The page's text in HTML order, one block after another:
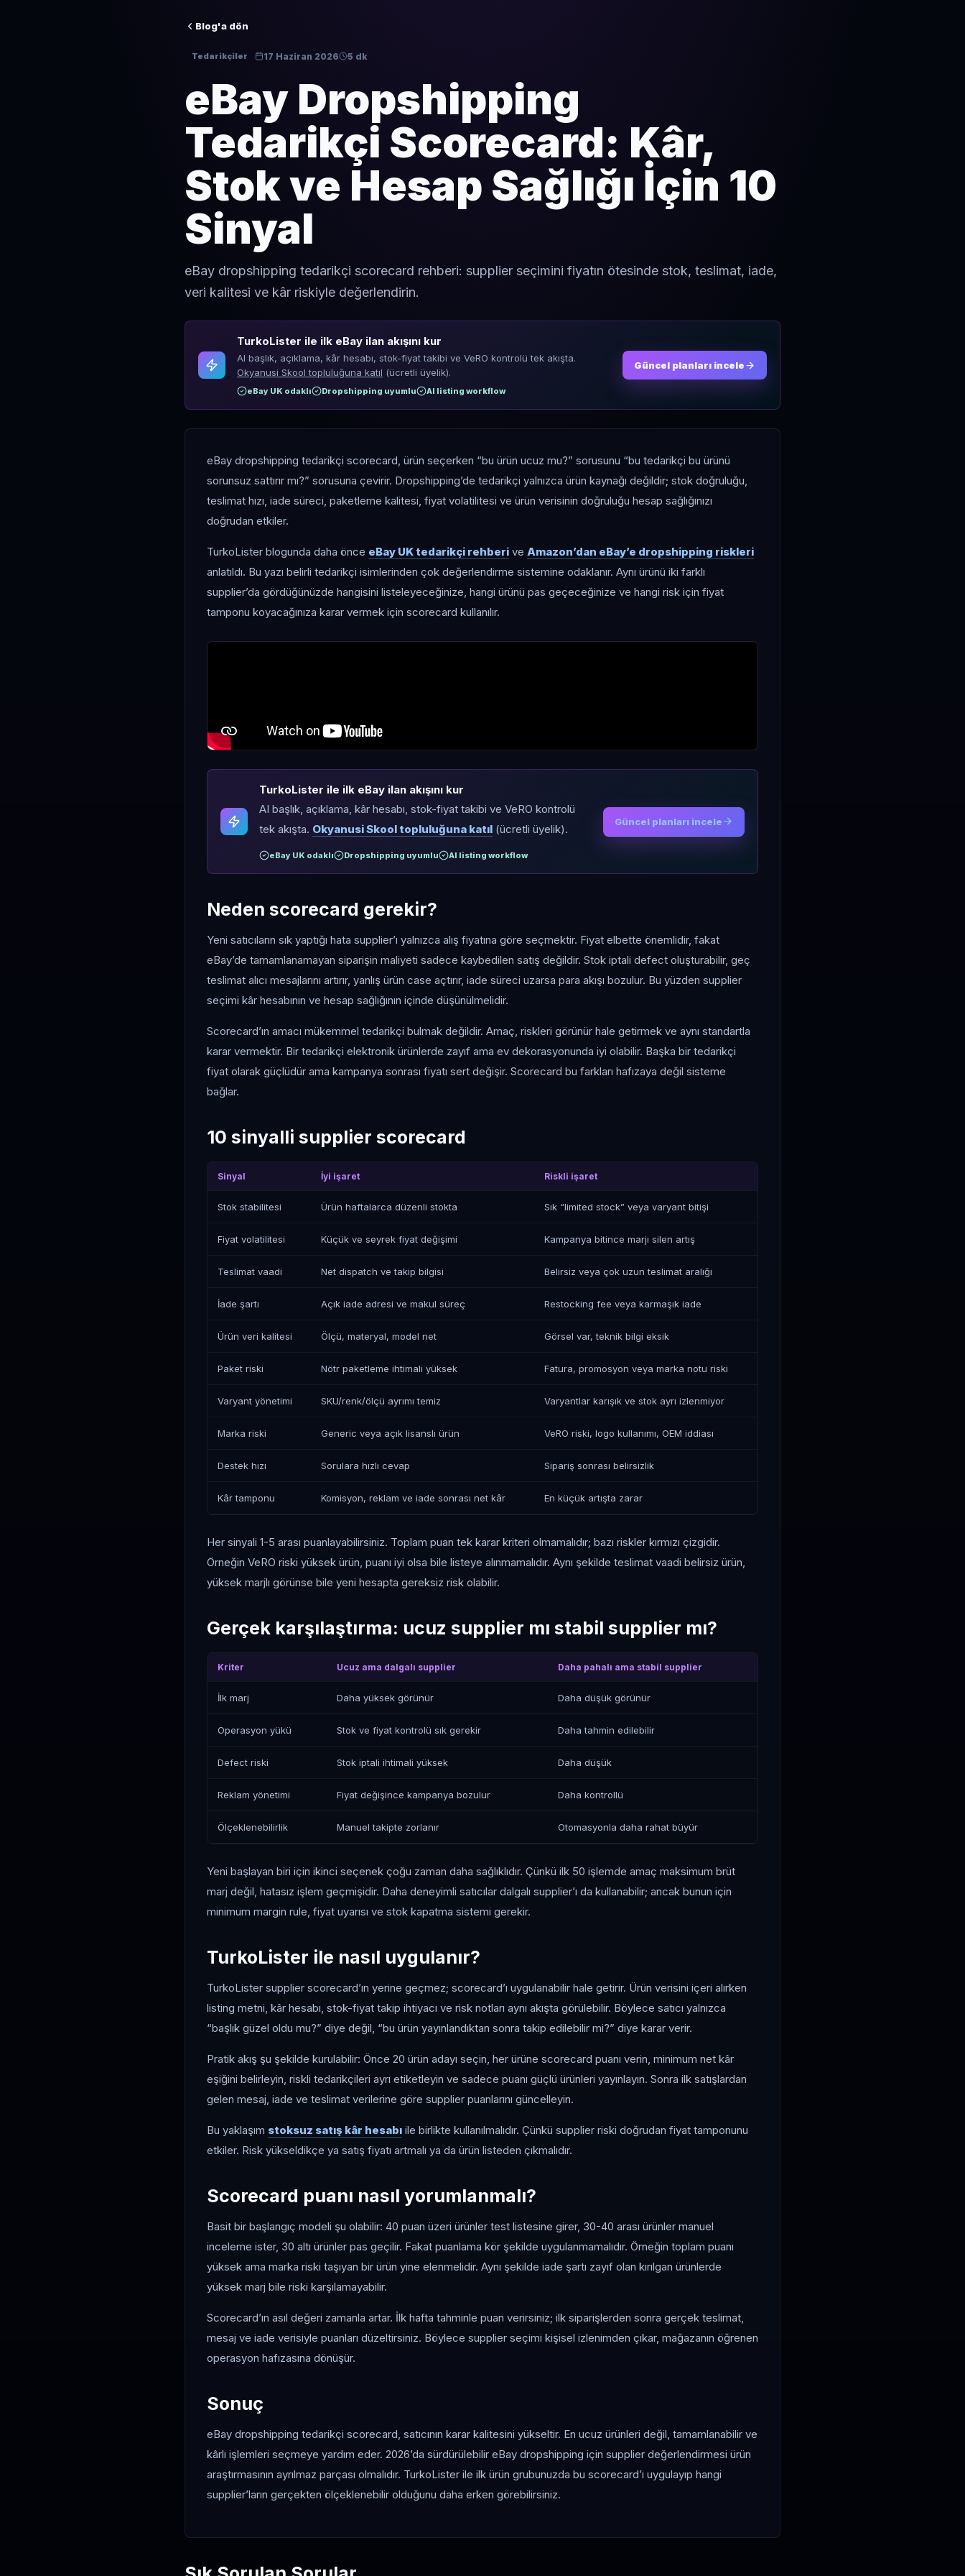
Blog'a dön
Tedarikçiler 17 Haziran 2026 5 dk
eBay Dropshipping
Tedarikçi Scorecard: Kâr,
Stok ve Hesap Sağlığı İçin 10
Sinyal
eBay dropshipping tedarikçi scorecard rehberi: supplier seçimini fiyatın ötesinde stok, teslimat, iade,
veri kalitesi ve kâr riskiyle değerlendirin.
TurkoLister ile ilk eBay ilan akışını kur
AI başlık, açıklama, kâr hesabı, stok-fiyat takibi ve VeRO kontrolü tek akışta.
Okyanusi Skool topluluğuna katıl (ücretli üyelik).
eBay UK odaklı Dropshipping uyumlu AI listing workflow
Güncel planları incele
eBay dropshipping tedarikçi scorecard, ürün seçerken “bu ürün ucuz mu?” sorusunu “bu tedarikçi bu ürünü
sorunsuz sattırır mı?” sorusuna çevirir. Dropshipping’de tedarikçi yalnızca ürün kaynağı değildir; stok doğruluğu,
teslimat hızı, iade süreci, paketleme kalitesi, fiyat volatilitesi ve ürün verisinin doğruluğu hesap sağlığınızı
doğrudan etkiler.
TurkoLister blogunda daha önce eBay UK tedarikçi rehberi ve Amazon’dan eBay’e dropshipping riskleri
anlatıldı. Bu yazı belirli tedarikçi isimlerinden çok değerlendirme sistemine odaklanır. Aynı ürünü iki farklı
supplier’da gördüğünüzde hangisini listeleyeceğinize, hangi ürünü pas geçeceğinize ve hangi risk için fiyat
tamponu koyacağınıza karar vermek için scorecard kullanılır.
TurkoLister ile ilk eBay ilan akışını kur
AI başlık, açıklama, kâr hesabı, stok-fiyat takibi ve VeRO kontrolü
tek akışta. Okyanusi Skool topluluğuna katıl (ücretli üyelik).
eBay UK odaklı Dropshipping uyumlu AI listing workflow
Güncel planları incele
Neden scorecard gerekir?
Yeni satıcıların sık yaptığı hata supplier’ı yalnızca alış fiyatına göre seçmektir. Fiyat elbette önemlidir, fakat
eBay’de tamamlanamayan siparişin maliyeti sadece kaybedilen satış değildir. Stok iptali defect oluşturabilir, geç
teslimat alıcı mesajlarını artırır, yanlış ürün case açtırır, iade süreci uzarsa para akışı bozulur. Bu yüzden supplier
seçimi kâr hesabının ve hesap sağlığının içinde düşünülmelidir.
Scorecard’ın amacı mükemmel tedarikçi bulmak değildir. Amaç, riskleri görünür hale getirmek ve aynı standartla
karar vermektir. Bir tedarikçi elektronik ürünlerde zayıf ama ev dekorasyonunda iyi olabilir. Başka bir tedarikçi
fiyat olarak güçlüdür ama kampanya sonrası fiyatı sert değişir. Scorecard bu farkları hafızaya değil sisteme
bağlar.
10 sinyalli supplier scorecard
Sinyal İyi işaret Riskli işaret
Stok stabilitesi Ürün haftalarca düzenli stokta Sık “limited stock” veya varyant bitişi
Fiyat volatilitesi Küçük ve seyrek fiyat değişimi Kampanya bitince marjı silen artış
Teslimat vaadi Net dispatch ve takip bilgisi Belirsiz veya çok uzun teslimat aralığı
İade şartı Açık iade adresi ve makul süreç Restocking fee veya karmaşık iade
Ürün veri kalitesi Ölçü, materyal, model net Görsel var, teknik bilgi eksik
Paket riski Nötr paketleme ihtimali yüksek Fatura, promosyon veya marka notu riski
Varyant yönetimi SKU/renk/ölçü ayrımı temiz Varyantlar karışık ve stok ayrı izlenmiyor
Marka riski Generic veya açık lisanslı ürün VeRO riski, logo kullanımı, OEM iddiası
Destek hızı Sorulara hızlı cevap Sipariş sonrası belirsizlik
Kâr tamponu Komisyon, reklam ve iade sonrası net kâr En küçük artışta zarar
Her sinyali 1-5 arası puanlayabilirsiniz. Toplam puan tek karar kriteri olmamalıdır; bazı riskler kırmızı çizgidir.
Örneğin VeRO riski yüksek ürün, puanı iyi olsa bile listeye alınmamalıdır. Aynı şekilde teslimat vaadi belirsiz ürün,
yüksek marjlı görünse bile yeni hesapta gereksiz risk olabilir.
Gerçek karşılaştırma: ucuz supplier mı stabil supplier mı?
Kriter Ucuz ama dalgalı supplier Daha pahalı ama stabil supplier
İlk marj Daha yüksek görünür Daha düşük görünür
Operasyon yükü Stok ve fiyat kontrolü sık gerekir Daha tahmin edilebilir
Defect riski Stok iptali ihtimali yüksek Daha düşük
Reklam yönetimi Fiyat değişince kampanya bozulur Daha kontrollü
Ölçeklenebilirlik Manuel takipte zorlanır Otomasyonla daha rahat büyür
Yeni başlayan biri için ikinci seçenek çoğu zaman daha sağlıklıdır. Çünkü ilk 50 işlemde amaç maksimum brüt
marj değil, hatasız işlem geçmişidir. Daha deneyimli satıcılar dalgalı supplier’ı da kullanabilir; ancak bunun için
minimum margin rule, fiyat uyarısı ve stok kapatma sistemi gerekir.
TurkoLister ile nasıl uygulanır?
TurkoLister supplier scorecard’ın yerine geçmez; scorecard’ı uygulanabilir hale getirir. Ürün verisini içeri alırken
listing metni, kâr hesabı, stok-fiyat takip ihtiyacı ve risk notları aynı akışta görülebilir. Böylece satıcı yalnızca
“başlık güzel oldu mu?” diye değil, “bu ürün yayınlandıktan sonra takip edilebilir mi?” diye karar verir.
Pratik akış şu şekilde kurulabilir: Önce 20 ürün adayı seçin, her ürüne scorecard puanı verin, minimum net kâr
eşiğini belirleyin, riskli tedarikçileri ayrı etiketleyin ve sadece puanı güçlü ürünleri yayınlayın. Sonra ilk satışlardan
gelen mesaj, iade ve teslimat verilerine göre supplier puanlarını güncelleyin.
Bu yaklaşım stoksuz satış kâr hesabı ile birlikte kullanılmalıdır. Çünkü supplier riski doğrudan fiyat tamponunu
etkiler. Risk yükseldikçe ya satış fiyatı artmalı ya da ürün listeden çıkmalıdır.
Scorecard puanı nasıl yorumlanmalı?
Basit bir başlangıç modeli şu olabilir: 40 puan üzeri ürünler test listesine girer, 30-40 arası ürünler manuel
inceleme ister, 30 altı ürünler pas geçilir. Fakat puanlama kör şekilde uygulanmamalıdır. Örneğin toplam puanı
yüksek ama marka riski taşıyan bir ürün yine elenmelidir. Aynı şekilde iade şartı zayıf olan kırılgan ürünlerde
yüksek marj bile riski karşılamayabilir.
Scorecard’ın asıl değeri zamanla artar. İlk hafta tahminle puan verirsiniz; ilk siparişlerden sonra gerçek teslimat,
mesaj ve iade verisiyle puanları düzeltirsiniz. Böylece supplier seçimi kişisel izlenimden çıkar, mağazanın öğrenen
operasyon hafızasına dönüşür.
Sonuç
eBay dropshipping tedarikçi scorecard, satıcının karar kalitesini yükseltir. En ucuz ürünleri değil, tamamlanabilir ve
kârlı işlemleri seçmeye yardım eder. 2026’da sürdürülebilir eBay dropshipping için supplier değerlendirmesi ürün
araştırmasının ayrılmaz parçası olmalıdır. TurkoLister ile ilk ürün grubunuzda bu scorecard’ı uygulayıp hangi
supplier’ların gerçekten ölçeklenebilir olduğunu daha erken görebilirsiniz.